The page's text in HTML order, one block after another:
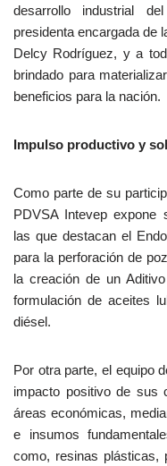
desarrollo industrial
presidenta encargada de
Delcy Rodríguez, y a
brindado para
beneficios para la nación.
Impulso productivo y
Como parte de su
PDVSA Intevep expone
las que destacan el
para la perforación de
la creación de un
formulación de aceites
diésel.
Por otra parte, el equipo
impacto positivo de sus
áreas económicas,
e insumos
como, resinas plásticas,